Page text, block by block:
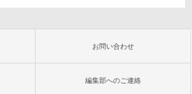
お問い合わせ
編集部へのご連絡